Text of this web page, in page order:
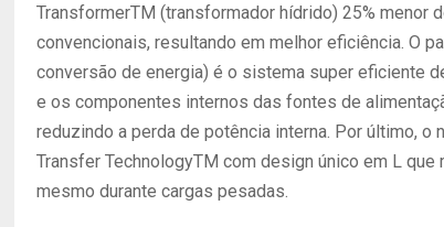
TransformerTM (transformador hídrido) 25% menor
convencionais, resultando em melhor eficiência. O
conversão de energia) é o sistema super eficiente
e os componentes internos das fontes de
reduzindo a perda de potência interna. Por último, o
Transfer TechnologyTM com design único em L
mesmo durante cargas pesadas.